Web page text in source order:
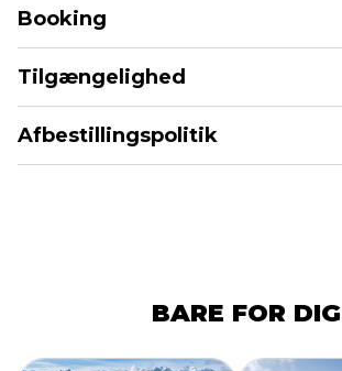
Booking
Tilgængelighed
Afbestillingspolitik
BARE FOR DIG